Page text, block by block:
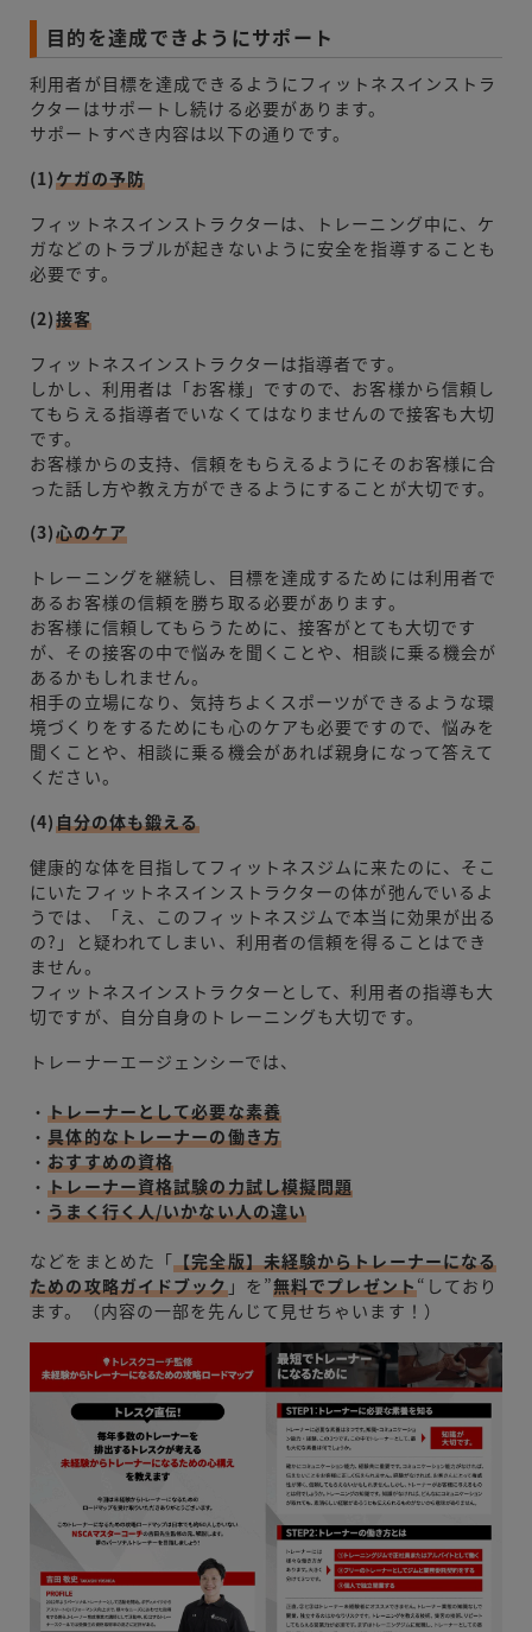
目的を達成できようにサポート
利用者が目標を達成できるようにフィットネスインストラ
クターはサポートし続ける必要があります。
サポートすべき内容は以下の通りです。
(1)ケガの予防
フィットネスインストラクターは、トレーニング中に、ケ
ガなどのトラブルが起きないように安全を指導することも
必要です。
(2)接客
フィットネスインストラクターは指導者です。
しかし、利用者は「お客様」ですので、お客様から信頼し
てもらえる指導者でいなくてはなりませんので接客も大切
です。
お客様からの支持、信頼をもらえるようにそのお客様に合
った話し方や教え方ができるようにすることが大切です。
(3)心のケア
トレーニングを継続し、目標を達成するためには利用者で
あるお客様の信頼を勝ち取る必要があります。
お客様に信頼してもらうために、接客がとても大切です
が、その接客の中で悩みを聞くことや、相談に乗る機会が
あるかもしれません。
相手の立場になり、気持ちよくスポーツができるような環
境づくりをするためにも心のケアも必要ですので、悩みを
聞くことや、相談に乗る機会があれば親身になって答えて
ください。
(4)自分の体も鍛える
健康的な体を目指してフィットネスジムに来たのに、そこ
にいたフィットネスインストラクターの体が弛んでいるよ
うでは、「え、このフィットネスジムで本当に効果が出る
の?」と疑われてしまい、利用者の信頼を得ることはでき
ません。
フィットネスインストラクターとして、利用者の指導も大
切ですが、自分自身のトレーニングも大切です。
トレーナーエージェンシーでは、
・トレーナーとして必要な素養
・具体的なトレーナーの働き方
・おすすめの資格
・トレーナー資格試験の力試し模擬問題
・うまく行く人/いかない人の違い
などをまとめた「【完全版】未経験からトレーナーになる
ための攻略ガイドブック」を”無料でプレゼント“しており
ます。（内容の一部を先んじて見せちゃいます！）